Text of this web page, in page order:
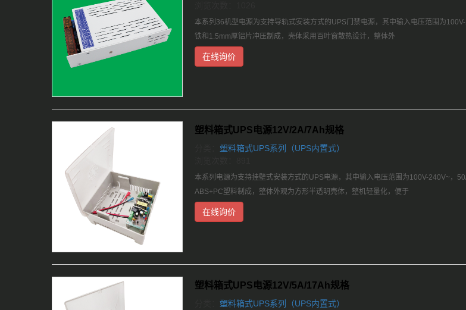
本系列36机型电源为支持导轨式安装方式的UPS门禁电源，其中输入电压范围为
铁和1.5mm厚铝片冲压制成，壳体采用百叶窗散热设计，整体外
在线询价
塑料箱式UPS电源12V/2A/7Ah规格
塑料箱式UPS系列（UPS内置式）
本系列电源为支持挂壁式安装方式的UPS电源，其中输入电压范围为100V-240V~，
ABS+PC塑料制成，整体外观为方形半透明壳体，整机轻量化，便于
在线询价
塑料箱式UPS电源12V/5A/17Ah规格
塑料箱式UPS系列（UPS内置式）